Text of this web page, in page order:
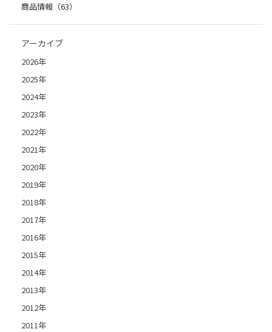
商品情報（63）
アーカイブ
2026年
2025年
2024年
2023年
2022年
2021年
2020年
2019年
2018年
2017年
2016年
2015年
2014年
2013年
2012年
2011年